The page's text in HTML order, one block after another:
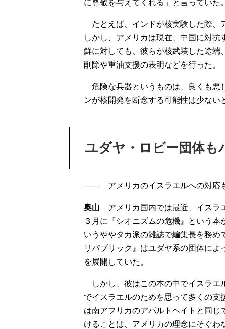
に尊敬を与えてくれる」と言っていた
たとえば、インドが核実験した際、
しかし、アメリカは現在、中国に対
鮮に対しても、彼らが核武装した途
削除や重油支援の表明などを行った。
危険な兵器というものは、良くも悪
ンが核開発を断念する可能性は少ない
ユダヤ・ロビー団体
―― アメリカのイスラエルへの対応
奥山 アメリカ国内では最近、イスラ
３月に『シオニズムの危機』という
いうややタカ派の雑誌で編集長を務
リパブリック』はユダヤ系の団体に
を展開していた。
しかし、彼はこの本の中でイスラエ
でイスラエルのためを思って多くの
は南アフリカのアパルトヘイトと同
けることは、アメリカの理念にそぐ